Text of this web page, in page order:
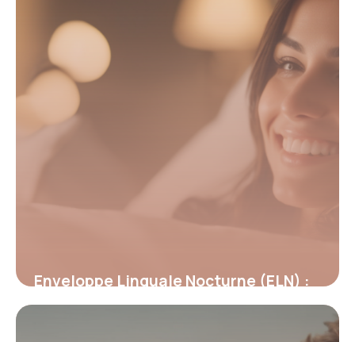
Enveloppe Linguale Nocturne (ELN) :
Révolution dans la rééducation